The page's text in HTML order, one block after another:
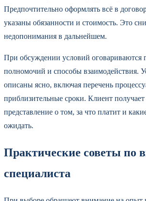
Предпочтительно оформлять всё в
указаны обязанности и стоимость. Это
недопонимания в дальнейшем.
При обсуждении условий оговариваются
полномочий и способы взаимодействия.
описаны ясно, включая перечень
приблизительные сроки. Клиент получает
представление о том, за что платит и
ожидать.
Практические советы по
специалиста